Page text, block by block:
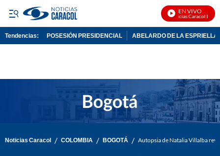
EN VIVO
Noticias Caracol En Vivo
Tendencias: POSESIÓN PRESIDENCIAL ABELARDO DE LA ESPRIELLA
Noticias Caracol / COLOMBIA / BOGOTÁ / Autopsia de Natalia Villalba